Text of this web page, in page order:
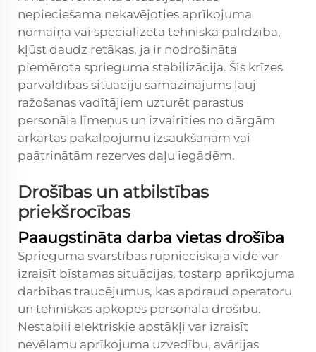
nepieciešama nekavējoties aprīkojuma
nomaiņa vai specializēta tehniskā palīdzība,
kļūst daudz retākas, ja ir nodrošināta
piemērota sprieguma stabilizācija. Šis krīzes
pārvaldības situāciju samazinājums ļauj
ražošanas vadītājiem uzturēt parastus
personāla līmeņus un izvairīties no dārgām
ārkārtas pakalpojumu izsaukšanām vai
paātrinātām rezerves daļu iegādēm.
Drošības un atbilstības
priekšrocības
Paaugstināta darba vietas drošība
Sprieguma svārstības rūpnieciskajā vidē var
izraisīt bīstamas situācijas, tostarp aprīkojuma
darbības traucējumus, kas apdraud operatoru
un tehniskās apkopes personāla drošību.
Nestabili elektriskie apstākļi var izraisīt
nevēlamu aprīkojuma uzvedību, avārijas